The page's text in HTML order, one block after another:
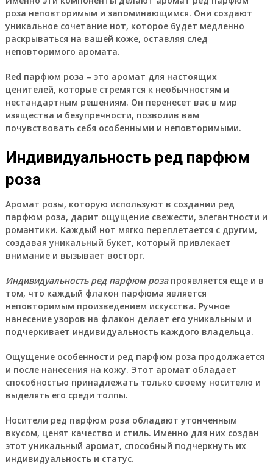
роза неповторимым и запоминающимся. Они создают
уникальное сочетание нот, которое будет медленно
раскрываться на вашей коже, оставляя след
неповторимого аромата.
Red парфюм роза – это аромат для настоящих
ценителей, которые стремятся к необычностям и
нестандартным решениям. Он перенесет вас в мир
изящества и безупречности, позволив вам
почувствовать себя особенными и неповторимыми.
Индивидуальность ред парфюм
роза
Аромат розы, которую используют в создании ред
парфюм роза, дарит ощущение свежести, элегантности и
романтики. Каждый нот мягко переплетается с другим,
создавая уникальный букет, который привлекает
внимание и вызывает восторг.
Индивидуальность ред парфюм розапроявляется еще и в
том, что каждый флакон парфюма является
неповторимым произведением искусства. Ручное
нанесение узоров на флакон делает его уникальным и
подчеркивает индивидуальность каждого владельца.
Ощущение особенности ред парфюм роза продолжается
и после нанесения на кожу. Этот аромат обладает
способностью принадлежать только своему носителю и
выделять его среди толпы.
Носители ред парфюм роза обладают утонченным
вкусом, ценят качество и стиль. Именно для них создан
этот уникальный аромат, способный подчеркнуть их
индивидуальность и статус.